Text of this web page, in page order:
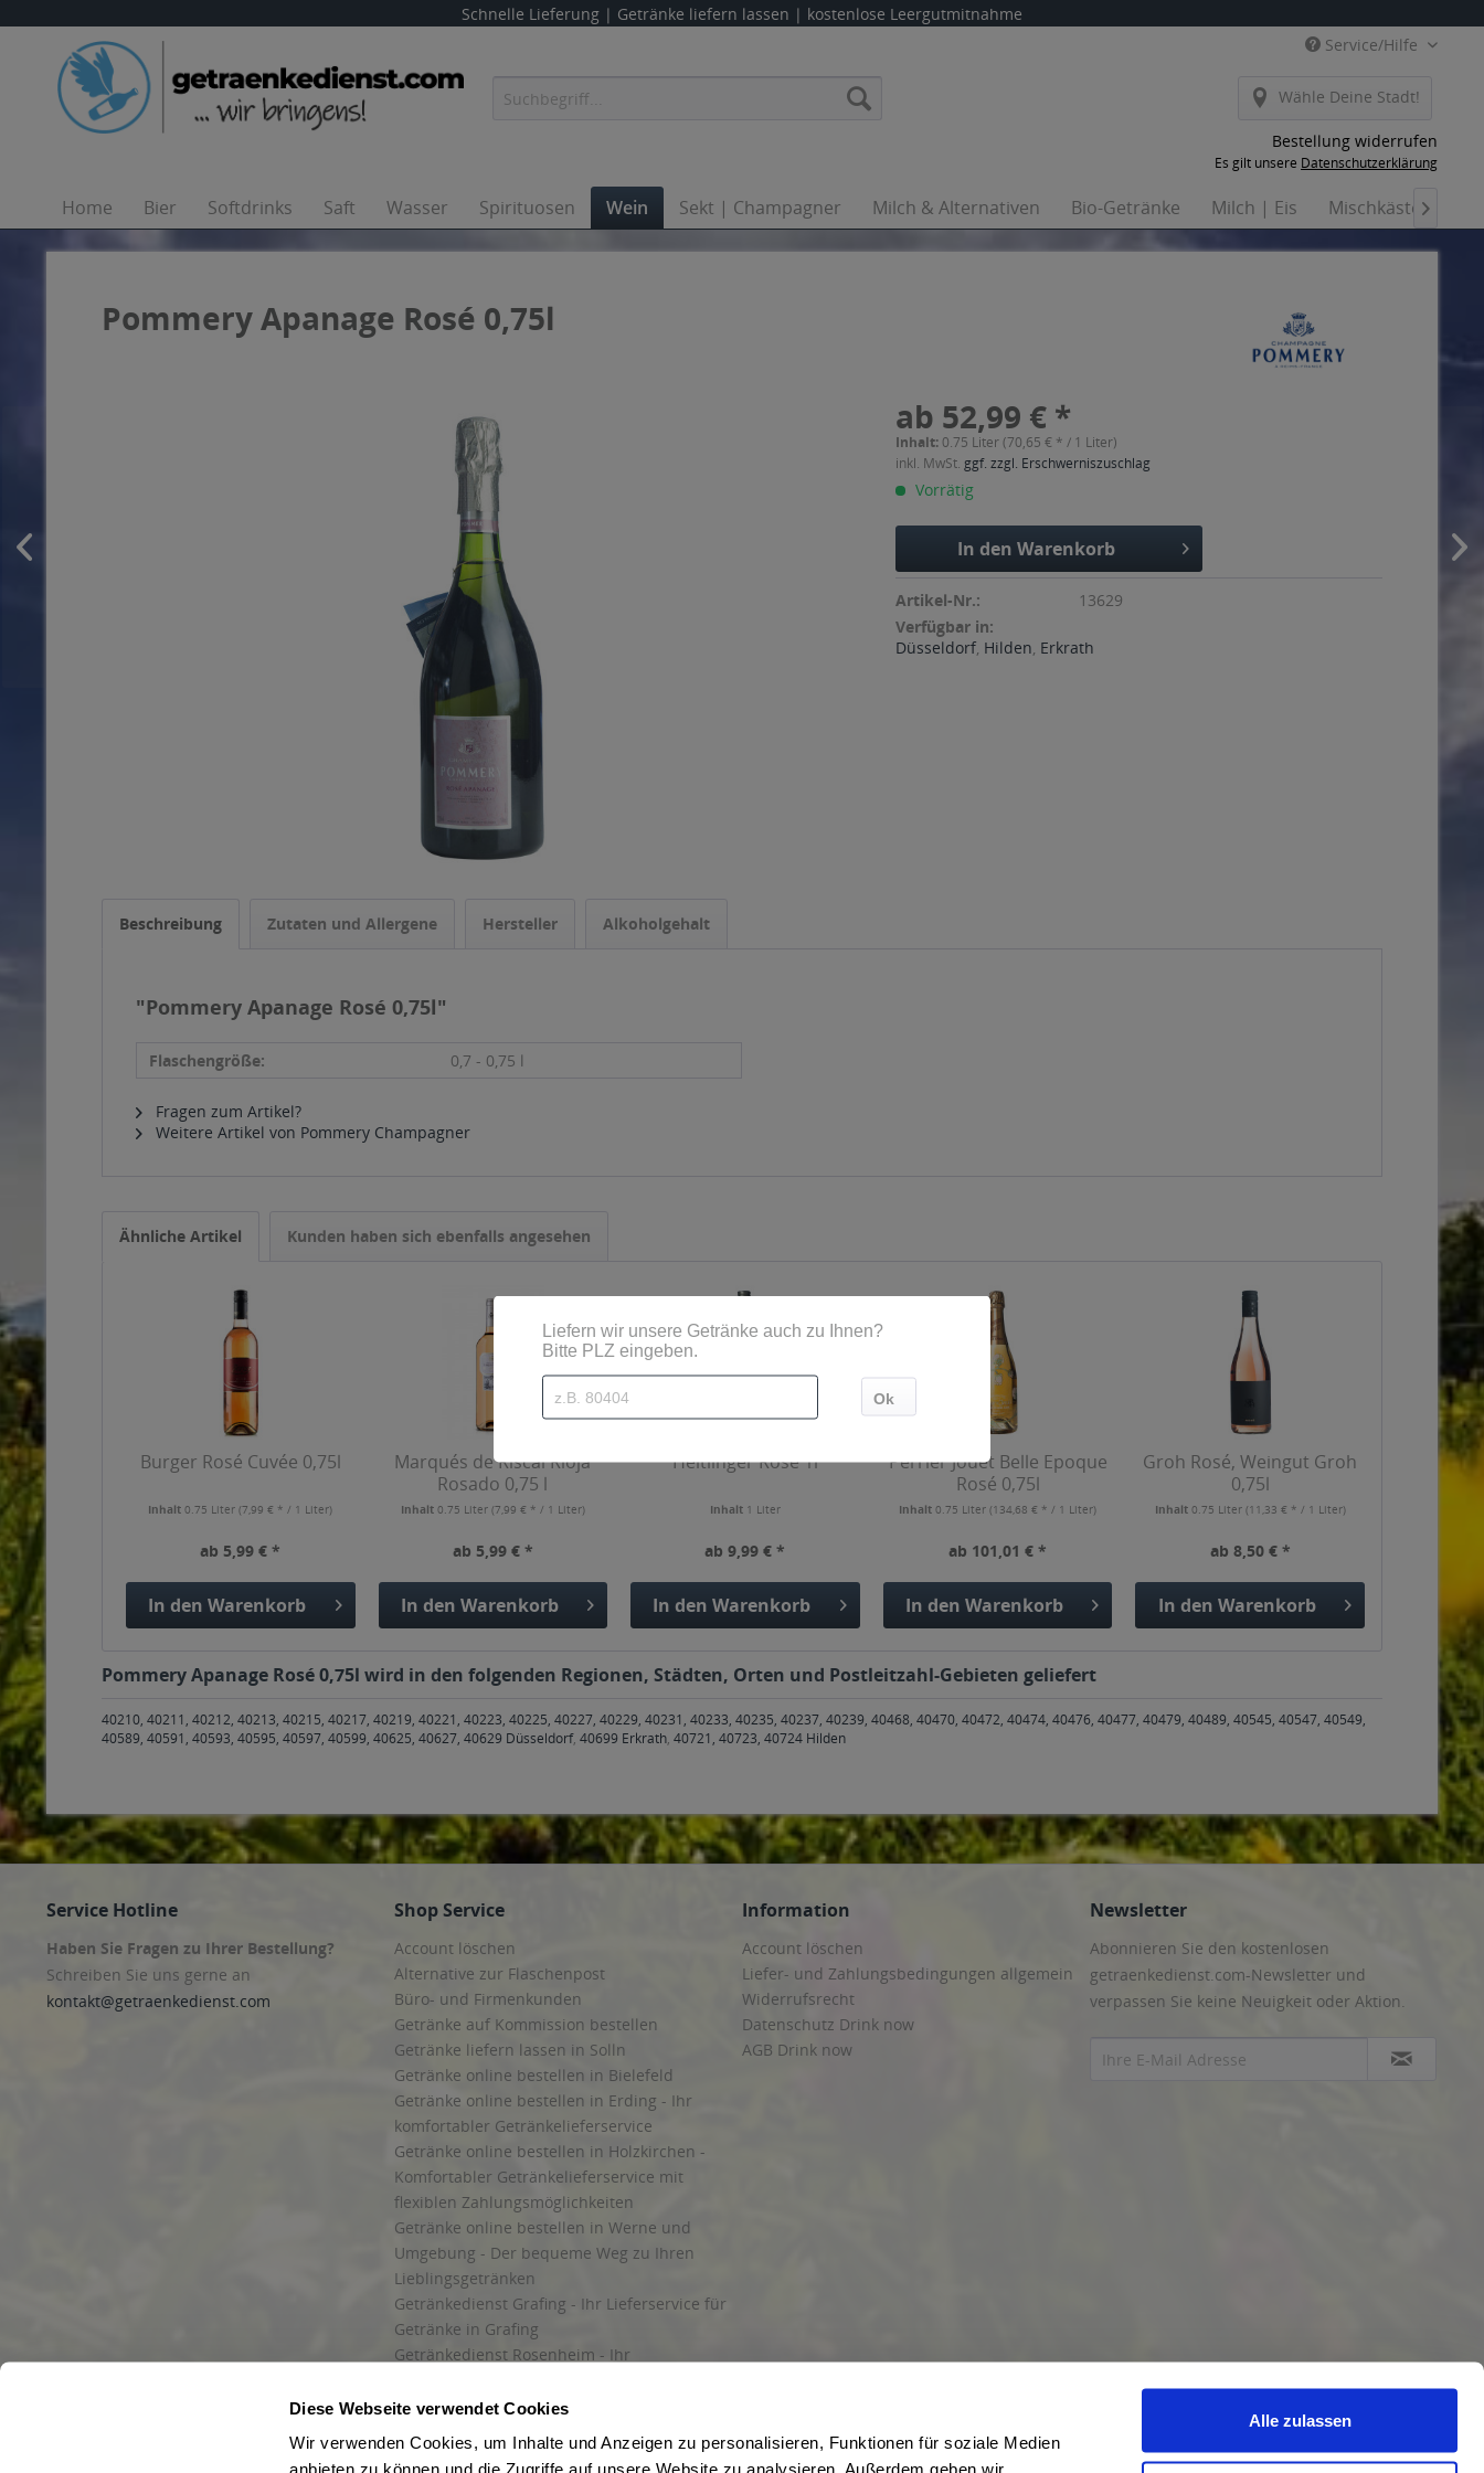
Diese Webseite verwendet Cookies
Wir verwenden Cookies, um Inhalte und Anzeigen zu personalisieren, Funktionen für soziale Medien
anbieten zu können und die Zugriffe auf unsere Website zu analysieren. Außerdem geben wir
Alle zulassen
Schnelle Lieferung | Getränke liefern lassen | kostenlose Leergutmitnahme
Service/Hilfe
Wähle Deine Stadt!
Bestellung widerrufen
Es gilt unsere Datenschutzerklärung
Home Bier Softdrinks Saft Wasser Spirituosen Wein Sekt | Champagner Milch & Alternativen Bio-Getränke Milch | Eis Mischkästen

Pommery Apanage Rosé 0,75l
ab 52,99 € *
Inhalt: 0.75 Liter (70,65 € * / 1 Liter)
inkl. MwSt. ggf. zzgl. Erschwerniszuschlag
Vorrätig
In den Warenkorb
Artikel-Nr.:
13629
Verfügbar in:
Düsseldorf, Hilden, Erkrath
Beschreibung Zutaten und Allergene Hersteller Alkoholgehalt
"Pommery Apanage Rosé 0,75l"
Flaschengröße: 0,7 - 0,75 l
Fragen zum Artikel?
Weitere Artikel von Pommery Champagner
Ähnliche Artikel Kunden haben sich ebenfalls angesehen
Burger Rosé Cuvée 0,75l
Inhalt0.75 Liter(7,99 € * / 1 Liter)
ab 5,99 € *
In den Warenkorb
Marqués de Riscal Rioja
Rosado 0,75 l
Inhalt 0.75 Liter (7,99 € * / 1 Liter)
ab 5,99 € *
In den Warenkorb
Heitlinger Rosé 1l
Inhalt 1 Liter
ab 9,99 € *
In den Warenkorb
Perrier Jouët Belle Epoque
Rosé 0,75l
Inhalt0.75 Liter(134,68 € * / 1 Liter)
ab 101,01 € *
In den Warenkorb
Groh Rosé, Weingut Groh
0,75l
Inhalt 0.75 Liter (11,33 € * / 1 Liter)
ab 8,50 € *
In den Warenkorb
Pommery Apanage Rosé 0,75l wird in den folgenden Regionen, Städten, Orten und Postleitzahl-Gebieten geliefert
40210, 40211, 40212, 40213, 40215, 40217, 40219, 40221, 40223, 40225, 40227, 40229, 40231, 40233, 40235, 40237, 40239, 40468, 40470, 40472, 40474, 40476, 40477, 40479, 40489, 40545, 40547, 40549,
40589, 40591, 40593, 40595, 40597, 40599, 40625, 40627, 40629 Düsseldorf, 40699 Erkrath, 40721, 40723, 40724 Hilden
Service Hotline
Haben Sie Fragen zu Ihrer Bestellung?
Schreiben Sie uns gerne an
kontakt@getraenkedienst.com
Shop Service
Account löschen
Alternative zur Flaschenpost
Büro- und Firmenkunden
Getränke auf Kommission bestellen
Getränke liefern lassen in Solln
Getränke online bestellen in Bielefeld
Getränke online bestellen in Erding - Ihr
komfortabler Getränkelieferservice
Getränke online bestellen in Holzkirchen -
Komfortabler Getränkelieferservice mit
flexiblen Zahlungsmöglichkeiten
Getränke online bestellen in Werne und
Umgebung - Der bequeme Weg zu Ihren
Lieblingsgetränken
Getränkedienst Grafing - Ihr Lieferservice für
Getränke in Grafing
Getränkedienst Rosenheim - Ihr
und Umgebung
Liefergebiet
Information
Account löschen
Liefer- und Zahlungsbedingungen allgemein
Widerrufsrecht
Datenschutz Drink now
AGB Drink now
Newsletter
Abonnieren Sie den kostenlosen
getraenkedienst.com-Newsletter und
verpassen Sie keine Neuigkeit oder Aktion.